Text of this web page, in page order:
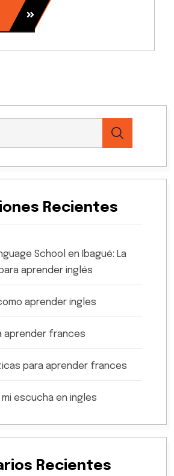
Recientes
School en Ibagué: La
aprender inglés
aprender ingles
aprender frances
para aprender frances
escucha en ingles
Recientes